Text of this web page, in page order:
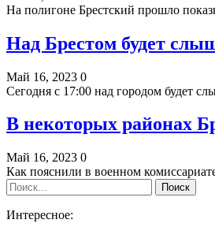
На полигоне Брестский прошло
Над Брестом будет
Май 16, 2023 0
Сегодня с 17:00 над городом будет
В некоторых районах
Май 16, 2023 0
Как пояснили в военном
Интересное: